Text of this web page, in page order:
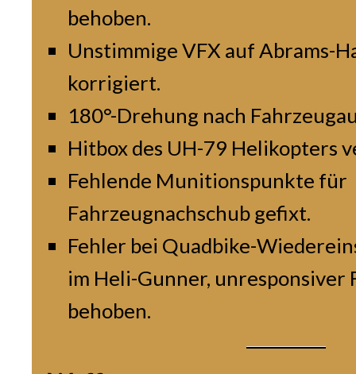
behoben.
Unstimmige VFX auf Abrams-
korrigiert.
180°-Drehung nach
Hitbox des UH-79 Helikopters
Fehlende Munitionspunkte für
Fahrzeugnachschub gefixt.
Fehler bei Quadbike-
im Heli-Gunner, unresponsiver
behoben.